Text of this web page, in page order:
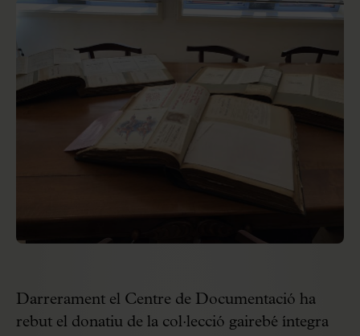
Darrerament el Centre de Documentació ha
rebut el donatiu de la col·lecció gairebé íntegra